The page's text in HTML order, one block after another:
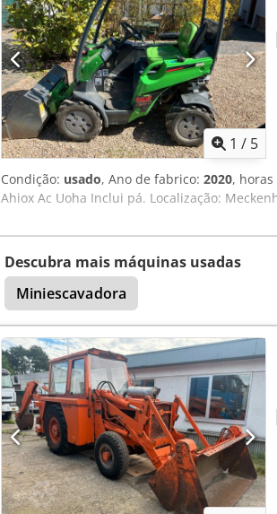
1 / 5
Condição: usado, Ano de fabrico: 2020,
Ahiox Ac Uoha Inclui pá. Localização:
Descubra mais máquinas usadas
Miniescavadora